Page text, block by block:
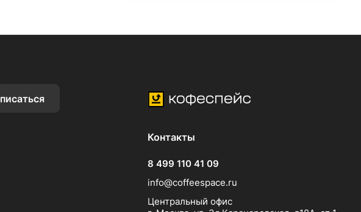
Контакты
8 499 110 41 09
info@coffeespace.ru
Центральный офис